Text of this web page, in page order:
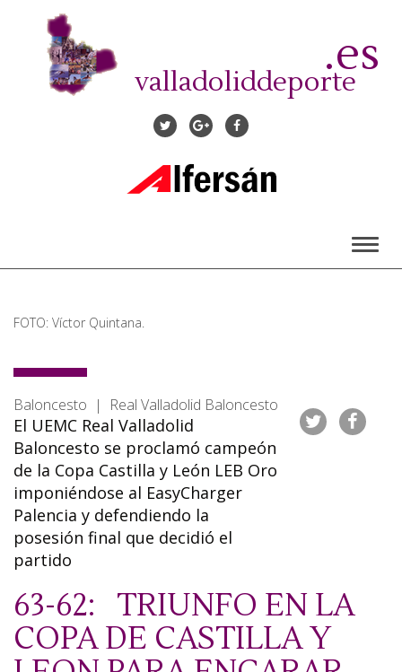
contenido
valladoliddeporte
.es
FOTO: Víctor Quintana.
Baloncesto | Real Valladolid Baloncesto
El UEMC Real Valladolid
Baloncesto se proclamó campeón
de la Copa Castilla y León LEB Oro
imponiéndose al EasyCharger
Palencia y defendiendo la
posesión final que decidió el
partido
63-62: TRIUNFO EN LA
COPA DE CASTILLA Y